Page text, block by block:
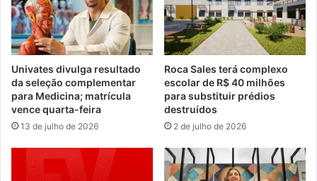
Univates divulga resultado
da seleção complementar
para Medicina; matrícula
vence quarta-feira
13 de julho de 2026
Roca Sales terá complexo
escolar de R$ 40 milhões
para substituir prédios
destruídos
2 de julho de 2026